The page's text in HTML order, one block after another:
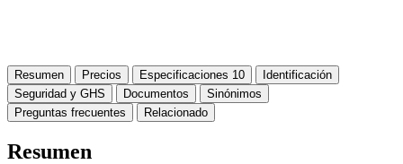
Resumen Precios Especificaciones 10
Identificación
Seguridad y GHS
Documentos
Sinónimos
Preguntas frecuentes
Relacionado
Resumen